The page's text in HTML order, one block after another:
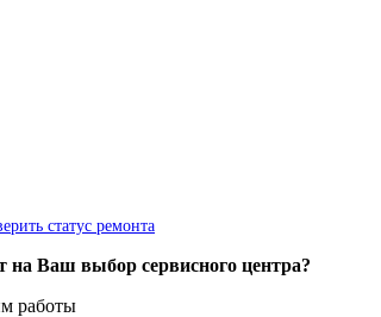
статус ремонта
на Ваш выбор сервисного центра?
работы